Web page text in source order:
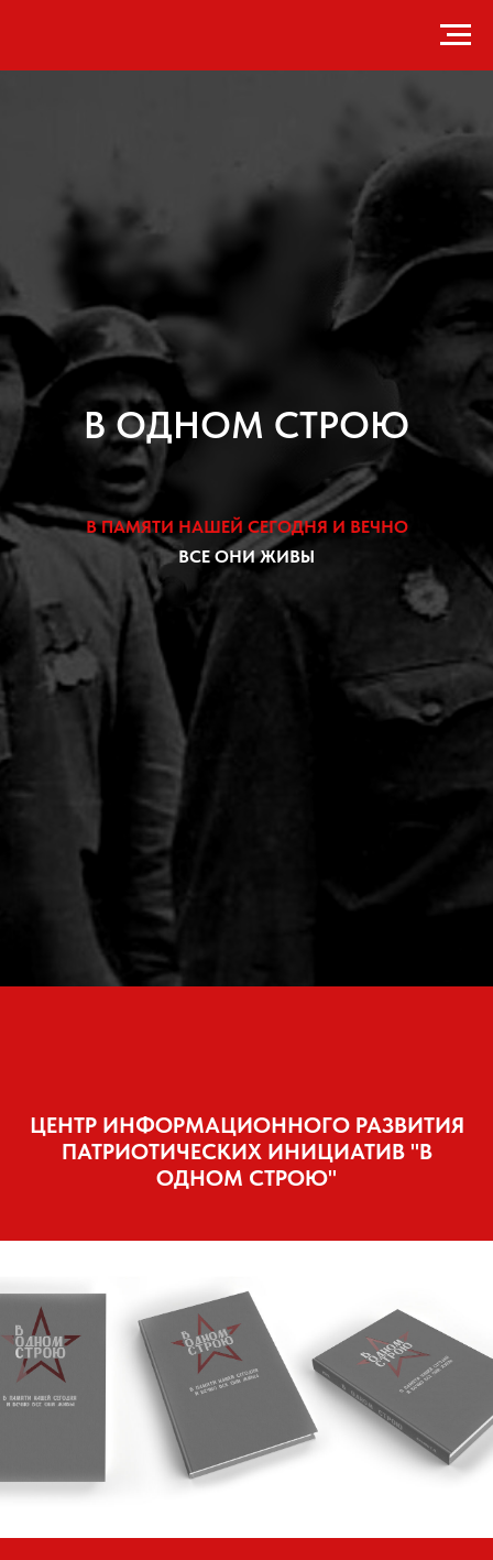
В ОДНОМ СТРОЮ
В ПАМЯТИ НАШЕЙ СЕГОДНЯ И ВЕЧНО
ВСЕ ОНИ ЖИВЫ
ЦЕНТР ИНФОРМАЦИОННОГО РАЗВИТИЯ
ПАТРИОТИЧЕСКИХ ИНИЦИАТИВ "В
ОДНОМ СТРОЮ"